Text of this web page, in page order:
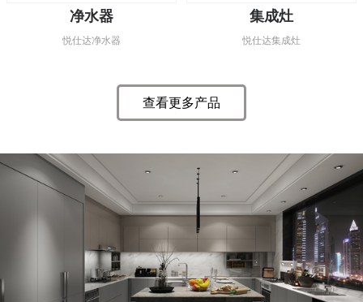
净水器
悦仕达净水器
集成灶
悦仕达集成灶
查看更多产品